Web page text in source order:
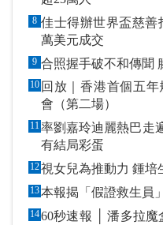
8 佳士得辦世界盃慈善拍賣 BTS成員Jimin表
萬美元成交
9
10 回放｜香港首個五
會（第二場）
11率劉嘉玲迪麗熱巴走遍4區謝票 周星
有結局彩蛋
12 視女兒為
13
1460秒速報 │ 潘多拉魔盒已被AI